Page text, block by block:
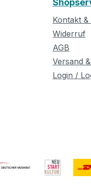
Kontakt
Widerruf
AGB
Versand
Login /